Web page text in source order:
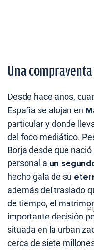
Una
Desde hace años,
España se alojan en
particular y donde
del foco mediático.
Borja desde que
personal a un
hecho gala de su
además del traslado
de tiempo, el
importante decisión
situada en la
cerca de siete